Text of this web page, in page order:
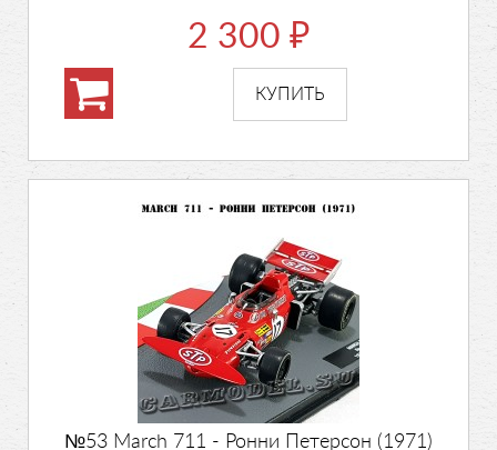
2 300 ₽
№53 March 711 - Ронни Петерсон (1971)